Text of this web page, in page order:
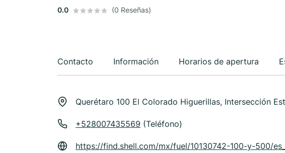
0.0
(0 Reseñas)
Contacto Información Horarios de apertura
Querétaro 100 El Colorado Higuerillas, Intersección
+528007435569 (Teléfono)
https://find.shell.com/mx/fuel/10130742-100-y-500/